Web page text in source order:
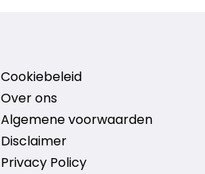
Cookiebeleid
Over ons
Algemene voorwaarden
Disclaimer
Privacy Policy